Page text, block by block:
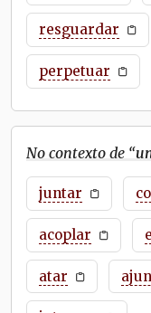
resguardar
perpetuar
No contexto de “
juntar
acoplar
atar